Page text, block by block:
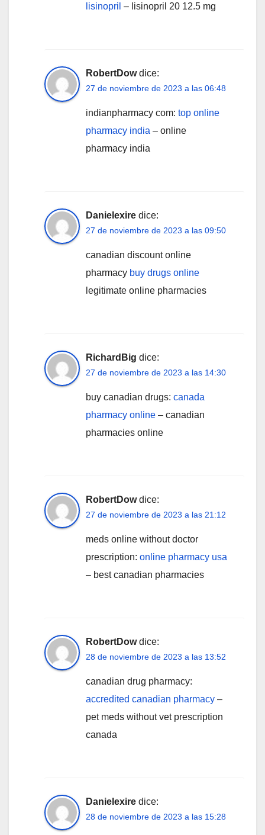
lisinopril – lisinopril 20 12.5 mg
RobertDow dice:
27 de noviembre de 2023 a las 06:48
indianpharmacy com: top online
pharmacy india – online
pharmacy india
Danielexire dice:
27 de noviembre de 2023 a las 09:50
canadian discount online
pharmacy buy drugs online
legitimate online pharmacies
RichardBig dice:
27 de noviembre de 2023 a las 14:30
buy canadian drugs: canada
pharmacy online – canadian
pharmacies online
RobertDow dice:
27 de noviembre de 2023 a las 21:12
meds online without doctor
prescription: online pharmacy usa
– best canadian pharmacies
RobertDow dice:
28 de noviembre de 2023 a las 13:52
canadian drug pharmacy:
accredited canadian pharmacy –
pet meds without vet prescription
canada
Danielexire dice:
28 de noviembre de 2023 a las 15:28